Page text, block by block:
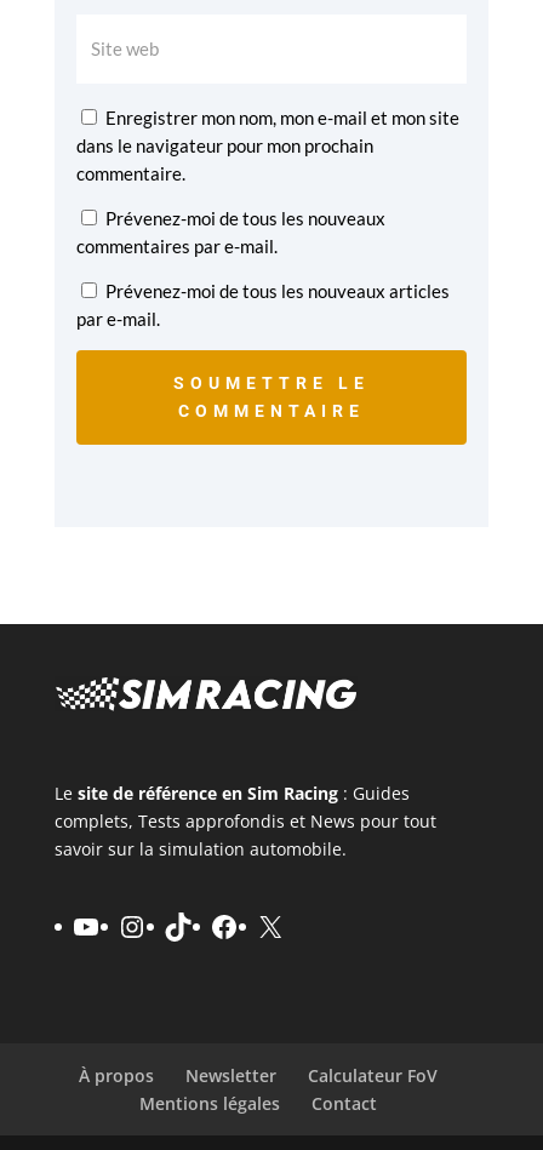
Enregistrer mon nom, mon e-mail et mon site
dans le navigateur pour mon prochain
commentaire.
Prévenez-moi de tous les nouveaux
commentaires par e-mail.
Prévenez-moi de tous les nouveaux articles
par e-mail.
SOUMETTRE LE
COMMENTAIRE
Le site de référence en Sim Racing: Guides
complets, Tests approfondis et News pour tout
savoir sur la simulation automobile.
YouTube
Instagram
TikTokFacebook
X
À propos Newsletter
Calculateur FoV
Mentions légales
Contact